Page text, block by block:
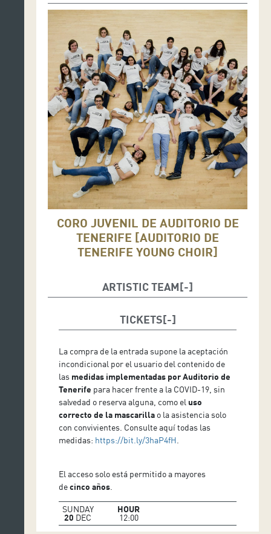
CORO JUVENIL DE AUDITORIO DE
TENERIFE [AUDITORIO DE
TENERIFE YOUNG CHOIR]
ARTISTIC TEAM
Pianista acompañante: Steffi Brandl
TICKETS
La compra de la entrada supone la aceptación
incondicional por el usuario del contenido de
las medidas implementadas por Auditorio de
Tenerife para hacer frente a la COVID-19, sin
salvedad o reserva alguna, como el uso
correcto de la mascarilla o la asistencia solo
con convivientes. Consulte aquí todas las
medidas: https://bit.ly/3haP4fH
El acceso solo está permitido a mayores
decinco años
SUNDAY
20 DEC
HOUR
12:00